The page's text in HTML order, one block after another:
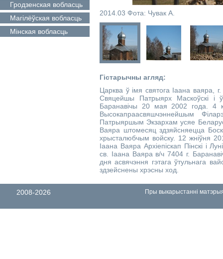
Гродзенская вобласць
Магілёўская вобласць
Мінская вобласць
2014.03 Фота: Чувак А.
Гістарычны агляд:
Царква ў імя святога Іаана ваяра,
Свяцейшы Патрыярх Маскоўскі і
Баранавічы 20 мая 2002 года. 4
Высокапраасвяшчэннейшым
Патрыяршым Экзархам усяе
Ваяра штомесяц здзяйсняецца
хрысталюбчым войску. 12 жніўня
Іаана Ваяра Архіепіскап Пінскі і
св. Іаана Ваяра в/ч 7404 г.
дня асвячэння гэтага ўтульнага
здзейснены хрэсны ход.
2008-2026 Пры выкарыстанні